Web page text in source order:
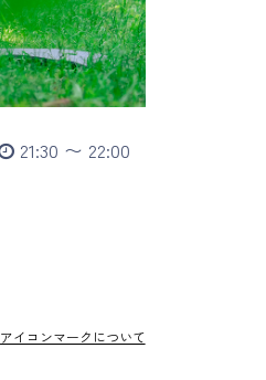
21:30 〜 22:00
アイコンマークについて